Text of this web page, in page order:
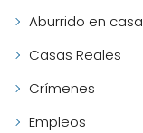
Aburrido en casa
Casas Reales
Crímenes
Empleos